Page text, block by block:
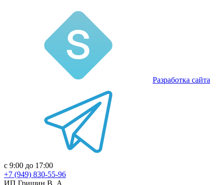
Разработка сайта
с 9:00 до 17:00
+7 (949) 830-55-96
ИП Гришин В. А.